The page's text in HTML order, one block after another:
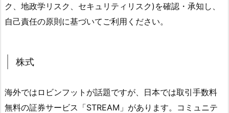
ク、地政学リスク、セキュリティリスク)を確認・承知し、
自己責任の原則に基づいてご利用ください。
株式
海外ではロビンフットが話題ですが、日本では取引手数料
無料の証券サービス「STREAM」があります。コミュニテ